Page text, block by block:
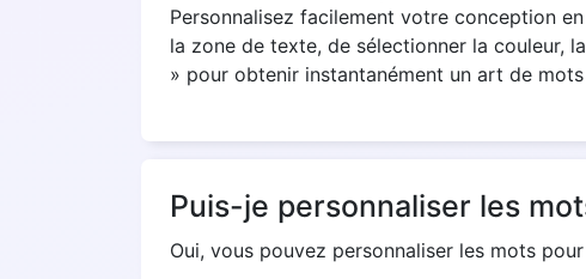
Personnalisez facilement votre conception
la zone de texte, de sélectionner la couleur,
» pour obtenir instantanément un art de
Puis-je personnaliser les
Oui, vous pouvez personnaliser les mots